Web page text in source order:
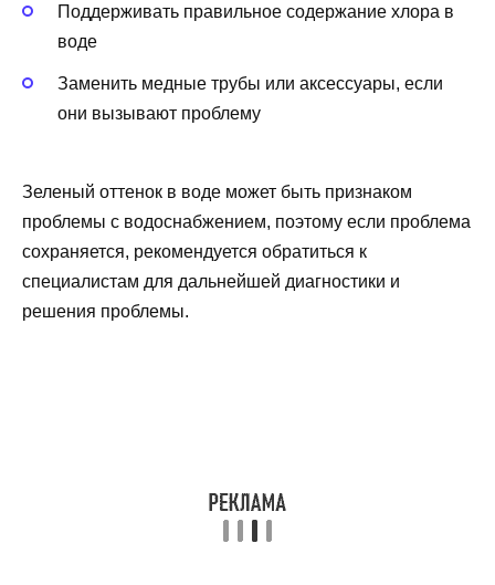
Поддерживать правильное содержание хлора в
воде
Заменить медные трубы или аксессуары, если
они вызывают проблему
Зеленый оттенок в воде может быть признаком
проблемы с водоснабжением, поэтому если проблема
сохраняется, рекомендуется обратиться к
специалистам для дальнейшей диагностики и
решения проблемы.